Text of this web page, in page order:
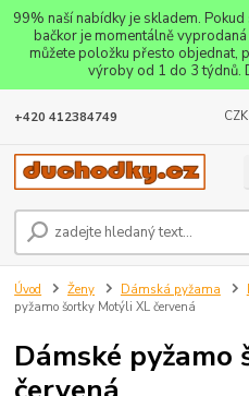
99% naší nabídky je skladem.
bačkor je momentálně
můžete položku přesto objednat,
výroby od 1 do 3 týdnů.
+420 412384749
Úvod Ženy Dámská pyžama
pyžamo šortky Motýli XL červená
Dámské